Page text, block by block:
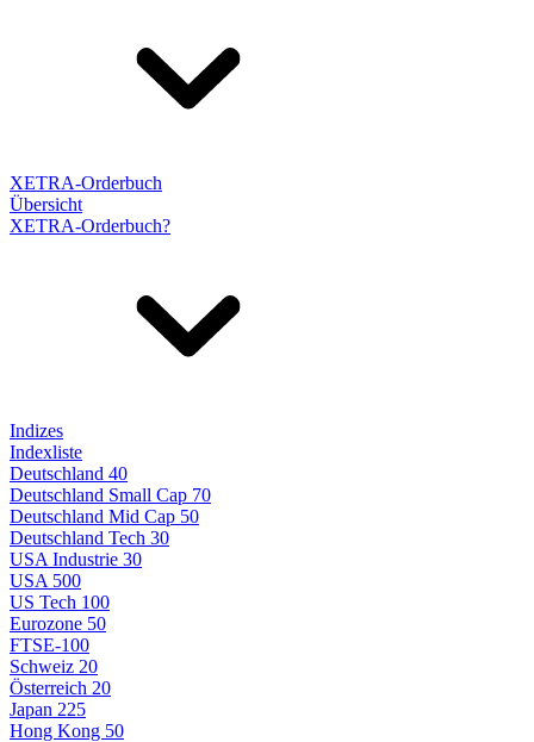
XETRA-Orderbuch
Übersicht
XETRA-Orderbuch?
Indizes
Indexliste
Deutschland 40
Deutschland Small Cap 70
Deutschland Mid Cap 50
Deutschland Tech 30
USA Industrie 30
USA 500
US Tech 100
Eurozone 50
FTSE-100
Schweiz 20
Österreich 20
Japan 225
Hong Kong 50